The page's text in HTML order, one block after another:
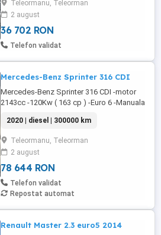
Accept unele variante auto -Detalii la sau
Teleormanu, Teleorman
2 august
36 702 RON
Telefon validat
Mercedes-Benz Sprinter 316 CDI
Mercedes-Benz Sprinter 316 CDI -motor
2143cc -120Kw ( 163 cp ) -Euro 6 -Manuala
-Versiunea lunga ( 4.30m podea ) -Volan
piele -Navigatie mare -Computer bord -
comenzi pe volan -Scaun pe perna aer
reglabil pe KG . -geamuri electirice -Oglinzi
electrice -anvelope ...
2020 | diesel | 300000 km
Teleormanu, Teleorman
2 august
78 644 RON
Telefon validat
Repostat automat
Renault Master 2.3 euro5 2014